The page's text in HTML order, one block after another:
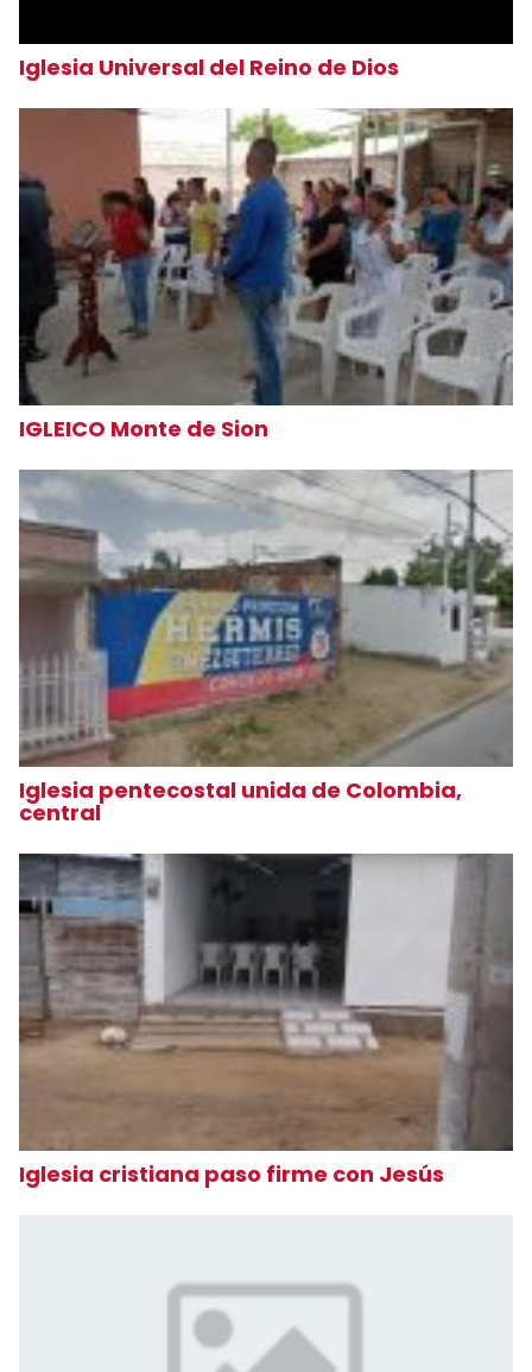
Iglesia Universal del Reino de Dios
IGLEICO Monte de Sion
Iglesia pentecostal unida de Colombia,
central
Iglesia cristiana paso firme con Jesús